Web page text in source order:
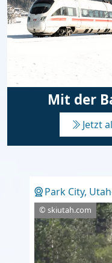
Mit der
Jetzt
Park City,
© skiutah.com